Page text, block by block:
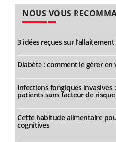
NOUS VOUS
3 idées reçues sur
Diabète : comment le gérer en
Infections fongiques invasives
patients sans facteur de risque
Cette habitude alimentaire
cognitives